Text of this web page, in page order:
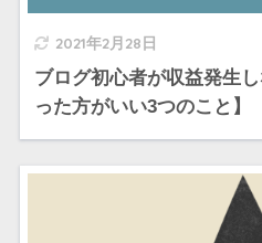
2021年2月28日
ブログ初心者が収益発生
った方がいい3つのこと】